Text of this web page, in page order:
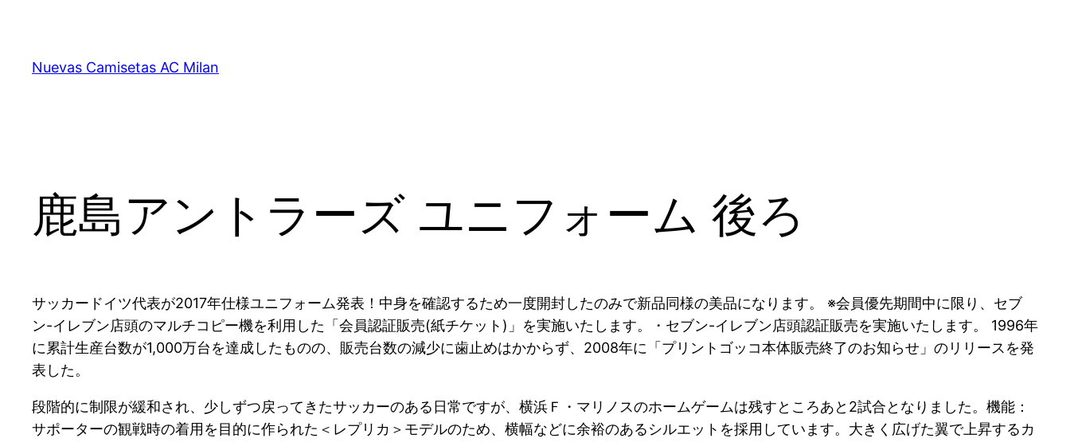
contenido
Nuevas Camisetas AC Milan
鹿島アントラーズ ユニフォーム 後ろ
サッカードイツ代表が2017年仕様ユニフォーム発表！中身を確認するため一度開封したのみで新品同様の美品になります。 ※会員優先期間中に限り、セブ
ン-イレブン店頭のマルチコピー機を利用した「会員認証販売(紙チケット)」を実施いたします。・セブン-イレブン店頭認証販売を実施いたします。 1996年
に累計生産台数が1,000万台を達成したものの、販売台数の減少に歯止めはかからず、2008年に「プリントゴッコ本体販売終了のお知らせ」のリリースを発
表した。
段階的に制限が緩和され、少しずつ戻ってきたサッカーのある日常ですが、横浜Ｆ・マリノスのホームゲームは残すところあと2試合となりました。機能：
サポーターの観戦時の着用を目的に作られた＜レプリカ＞モデルのため、横幅などに余裕のあるシルエットを採用しています。大きく広げた翼で上昇するカ